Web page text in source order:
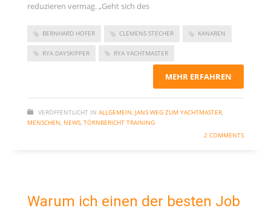
reduzieren vermag. „Geht sich des
BERNHARD HOFER CLEMENS STECHER KANAREN
RYA DAYSKIPPER RYA YACHTMASTER
MEHR ERFAHREN
VERÖFFENTLICHT IN ALLGEMEIN, JANS WEG ZUM YACHTMASTER,
MENSCHEN, NEWS, TÖRNBERICHT TRAINING
2 COMMENTS
Warum ich einen der besten Job